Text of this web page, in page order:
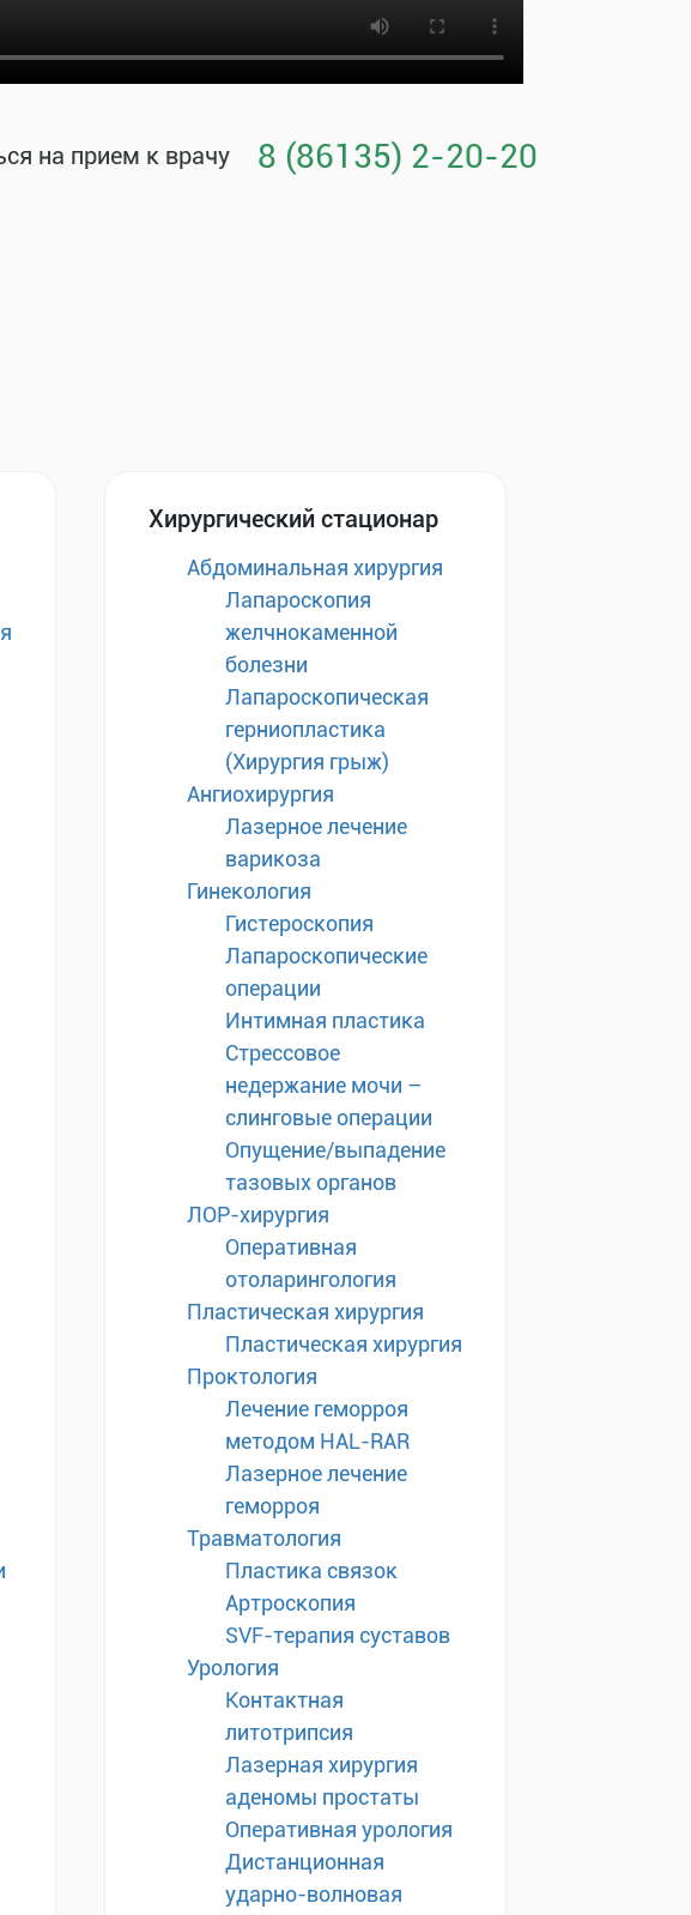
на прием к врачу 8 (86135) 2-20-20
Хирургический стационар
Абдоминальная хирургия
Лапароскопия
желчнокаменной
болезни
Лапароскопическая
герниопластика
(Хирургия грыж)
Ангиохирургия
Лазерное лечение
варикоза
Гинекология
Гистероскопия
Лапароскопические
операции
Интимная пластика
Стрессовое
недержание мочи –
слинговые операции
Опущение/выпадение
тазовых органов
ЛОР-хирургия
Оперативная
отоларингология
Пластическая хирургия
Пластическая хирургия
Проктология
Лечение геморроя
методом HAL-RAR
Лазерное лечение
геморроя
Травматология
Пластика связок
Артроскопия
SVF-терапия суставов
Урология
Контактная
литотрипсия
Лазерная хирургия
аденомы простаты
Оперативная урология
Дистанционная
ударно-волновая